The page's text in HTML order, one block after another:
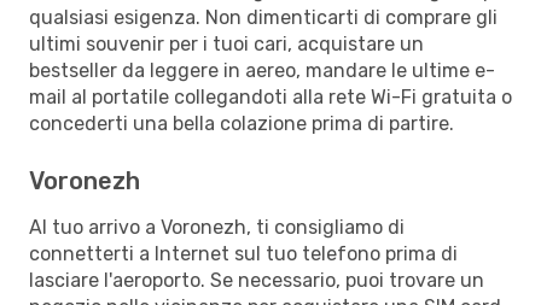
qualsiasi esigenza. Non dimenticarti di comprare gli
ultimi souvenir per i tuoi cari, acquistare un
bestseller da leggere in aereo, mandare le ultime e-
mail al portatile collegandoti alla rete Wi-Fi gratuita o
concederti una bella colazione prima di partire.
Voronezh
Al tuo arrivo a Voronezh, ti consigliamo di
connetterti a Internet sul tuo telefono prima di
lasciare l'aeroporto. Se necessario, puoi trovare un